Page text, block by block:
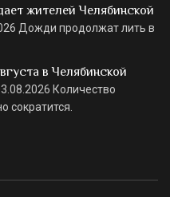
жителей Челябинской
Дожди продолжат лить в
в Челябинской
Количество
сократится.